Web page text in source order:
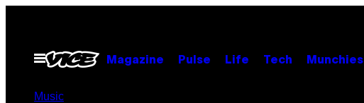
contentOpen
Menu
Magazine Pulse Life Tech Munchies
Music